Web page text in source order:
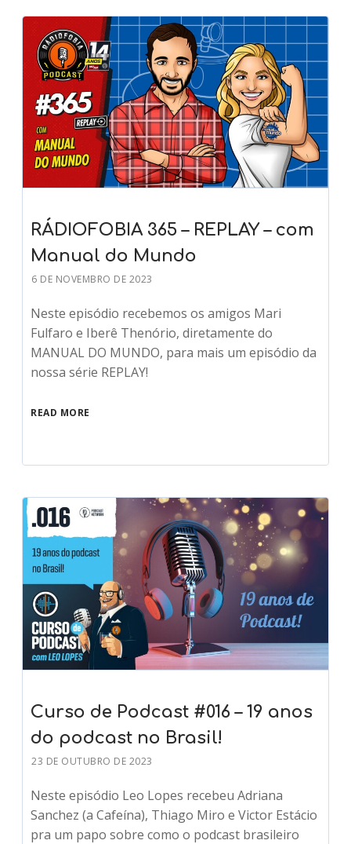
RÁDIOFOBIA 365 – REPLAY – com
Manual do Mundo
6 DE NOVEMBRO DE 2023
Neste episódio recebemos os amigos Mari
Fulfaro e Iberê Thenório, diretamente do
MANUAL DO MUNDO, para mais um episódio da
nossa série REPLAY!
READ MORE
Curso de Podcast #016 – 19 anos
do podcast no Brasil!
23 DE OUTUBRO DE 2023
Neste episódio Leo Lopes recebeu Adriana
Sanchez (a Cafeína), Thiago Miro e Victor Estácio
pra um papo sobre como o podcast brasileiro